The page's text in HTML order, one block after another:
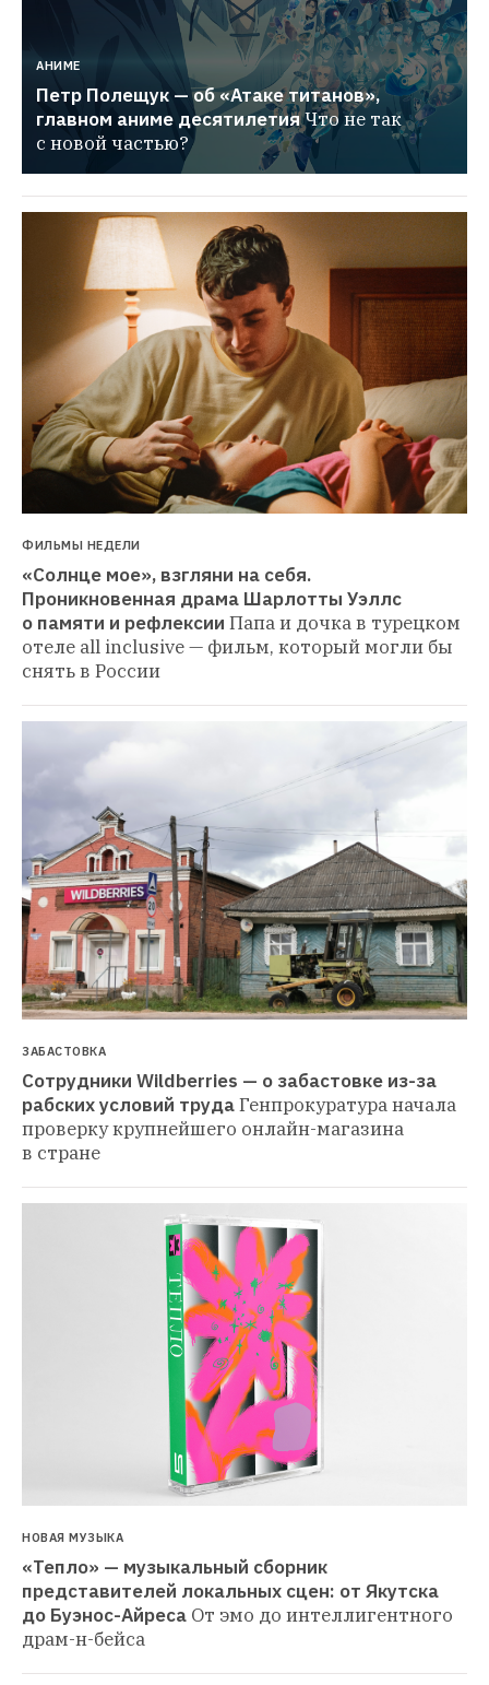
АНИМЕ
Петр Полещук — об «Атаке титанов»,
главном аниме десятилетияЧто не так
с новой частью?
ФИЛЬМЫ НЕДЕЛИ
«Солнце мое», взгляни на себя.
Проникновенная драма Шарлотты Уэллс
о памяти и рефлексии Папа и дочка в турецком
отеле all inclusive — фильм, который могли бы
снять в России
ЗАБАСТОВКА
Сотрудники Wildberries — о забастовке из-за
рабских условий трудаГенпрокуратура начала
проверку крупнейшего онлайн-магазина
в стране
НОВАЯ МУЗЫКА
«Тепло» — музыкальный сборник
представителей локальных сцен: от Якутска
до Буэнос-Айреса От эмо до интеллигентного
драм-н-бейса